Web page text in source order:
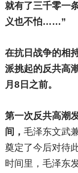
就有了三千零一
义也不怕……”
在抗日战争的相
派挑起的反共高
月8日之前。
第一次反共高潮
间， 毛泽东文武
奠定了今后对待
时间里，毛泽东